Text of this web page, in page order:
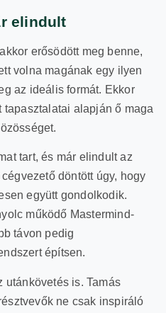
elindult
erősödött meg benne,
volna magának egy ilyen
az ideális formát. Ekkor
tapasztalatai alapján ő maga
tart, és már elindult az
döntött úgy, hogy
együtt gondolkodik.
működő Mastermind-
távon pedig
építsen.
utánkövetés is. Tamás
ne csak inspiráló